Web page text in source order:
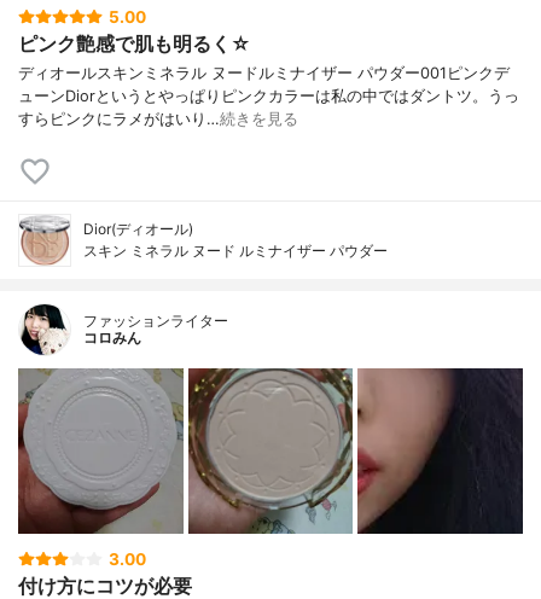
5.00
ピンク艶感で肌も明るく☆
ディオールスキンミネラル ヌードルミナイザー パウダー001ピンクデ
ューンDiorというとやっぱりピンクカラーは私の中ではダントツ。うっ
すらピンクにラメがはいり…続きを見る
Dior(ディオール)
スキン ミネラル ヌード ルミナイザー パウダー
ファッションライター
コロみん
3.00
付け方にコツが必要